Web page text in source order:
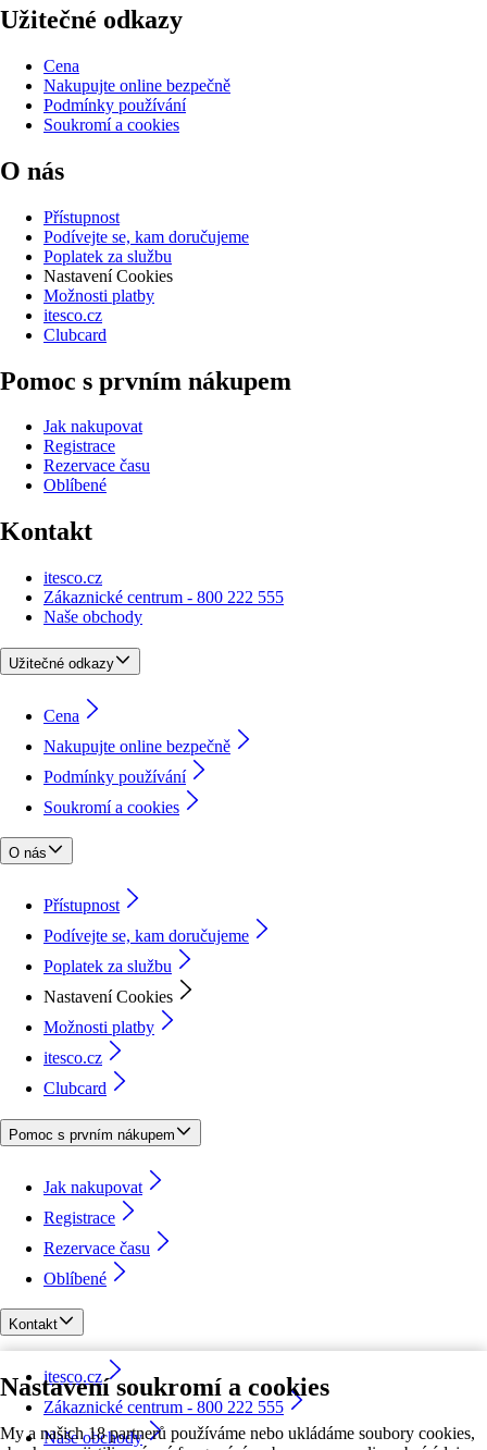
Nastavení soukromí a cookies
My a našich 18 partnerů používáme nebo ukládáme soubory cookies,
Užitečné odkazy
Cena
Nakupujte online bezpečně
Podmínky používání
Soukromí a cookies
O nás
Přístupnost
Podívejte se, kam doručujeme
Poplatek za službu
Nastavení Cookies
Možnosti platby
itesco.cz
Clubcard
Pomoc s prvním nákupem
Jak nakupovat
Registrace
Rezervace času
Oblíbené
Kontakt
itesco.cz
Zákaznické centrum - 800 222 555
Naše obchody
Užitečné odkazy
Cena
Nakupujte online bezpečně
Podmínky používání
Soukromí a cookies
O nás
Přístupnost
Podívejte se, kam doručujeme
Poplatek za službu
Nastavení Cookies
Možnosti platby
itesco.cz
Clubcard
Pomoc s prvním nákupem
Jak nakupovat
Registrace
Rezervace času
Oblíbené
Kontakt
itesco.cz
Zákaznické centrum - 800 222 555
Naše obchody